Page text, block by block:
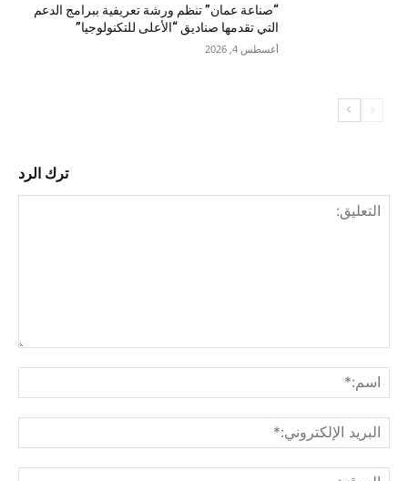
“صناعة عمان” تنظم ورشة تعريفية ببرامج الدعم
التي تقدمها صناديق “الأعلى للتكنولوجيا”
أغسطس 4, 2026
ترك الرد